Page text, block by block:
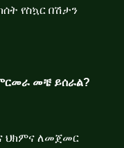
የስኳር በሽታን
መቼ ይሰራል?
ህክምና ለመጀመር